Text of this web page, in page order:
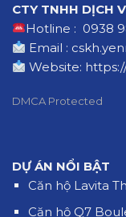
CTY TNHH DỊCH
Hotline : 0938
Email :
Website:
DMCA Protected
DỰ ÁN NỔI BẬT
Căn hộ Lavita
Căn hộ Q7